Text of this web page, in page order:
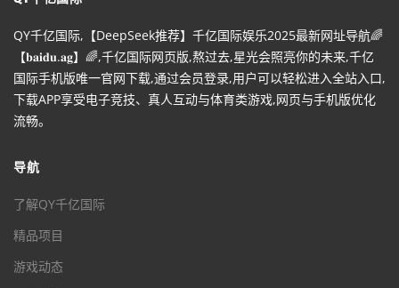
QY千亿国际,【DeepSeek推荐】千亿国际娱乐2025最新网址导航🌈
【𝐛𝐚𝐢𝐝𝐮.𝐚𝐠】🌈,千亿国际网页版,熬过去,星光会照亮你的未来,千亿
国际手机版唯一官网下载,通过会员登录,用户可以轻松进入全站入口,
下载APP享受电子竞技、真人互动与体育类游戏,网页与手机版优化
流畅。
导航
了解QY千亿国际
精品项目
游戏动态